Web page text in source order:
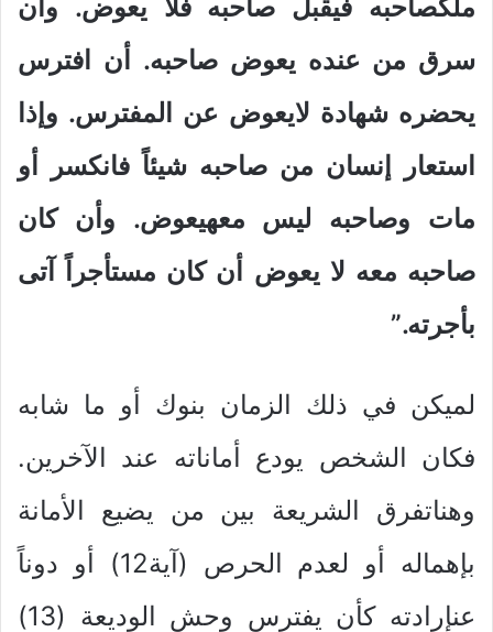
ملكصاحبه فيقبل صاحبه فلا يعوض. وأن
سرق من عنده يعوض صاحبه. أن افترس
يحضره شهادة لايعوض عن المفترس. وإذا
استعار إنسان من صاحبه شيئاً فانكسر أو
مات وصاحبه ليس معهيعوض. وأن كان
صاحبه معه لا يعوض أن كان مستأجراً آتى
بأجرته.”
لميكن في ذلك الزمان بنوك أو ما شابه
فكان الشخص يودع أماناته عند الآخرين.
وهناتفرق الشريعة بين من يضيع الأمانة
بإهماله أو لعدم الحرص (آية12) أو دوناً
عنإرادته كأن يفترس وحش الوديعة (13)